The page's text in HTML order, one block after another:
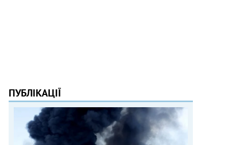
ПУБЛІКАЦІЇ